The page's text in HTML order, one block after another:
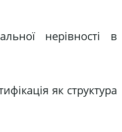
нерівності в
як структура